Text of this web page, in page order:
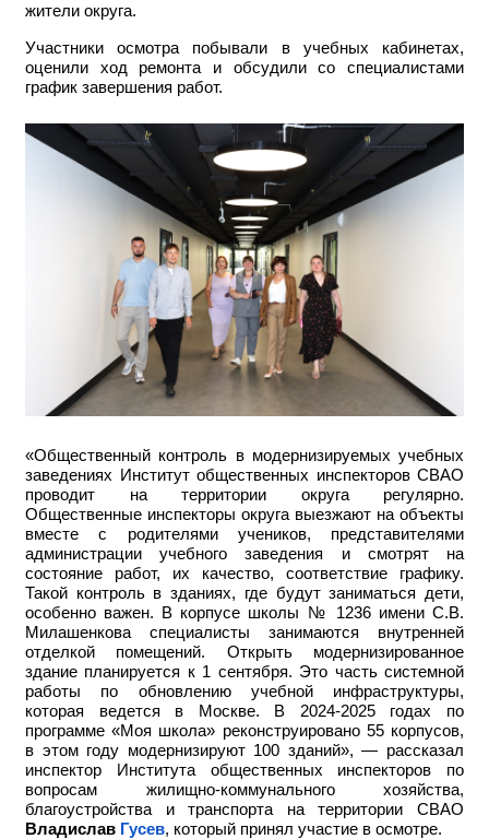
жители округа.
Участники осмотра побывали в учебных кабинетах,
оценили ход ремонта и обсудили со специалистами
график завершения работ.
«Общественный контроль в модернизируемых учебных
заведениях Институт общественных инспекторов СВАО
проводит на территории округа регулярно.
Общественные инспекторы округа выезжают на объекты
вместе с родителями учеников, представителями
администрации учебного заведения и смотрят на
состояние работ, их качество, соответствие графику.
Такой контроль в зданиях, где будут заниматься дети,
особенно важен. В корпусе школы № 1236 имени С.В.
Милашенкова специалисты занимаются внутренней
отделкой помещений. Открыть модернизированное
здание планируется к 1 сентября. Это часть системной
работы по обновлению учебной инфраструктуры,
которая ведется в Москве. В 2024-2025 годах по
программе «Моя школа» реконструировано 55 корпусов,
в этом году модернизируют 100 зданий», — рассказал
инспектор Института общественных инспекторов по
вопросам жилищно-коммунального хозяйства,
благоустройства и транспорта на территории СВАО
Владислав Гусев, который принял участие в осмотре.